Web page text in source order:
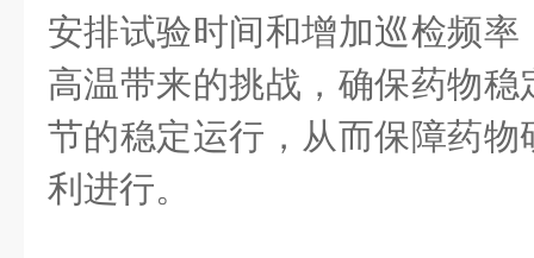
安排试验时间和增加巡检频
高温带来的挑战，确保药物
节的稳定运行，从而保障药
利进行。